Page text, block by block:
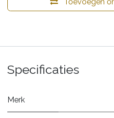
Specificaties
Merk